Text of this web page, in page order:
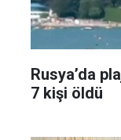
Rusya’da
7 kişi öldü